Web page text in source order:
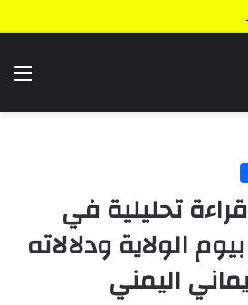
تحليلية في
الولاية ودلالاته
اليمني